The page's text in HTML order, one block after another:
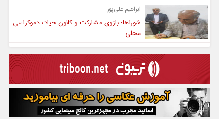
ابراهیم علی‌پور
شوراها؛ بازوی مشارکت و کانون حیات دموکراسی
محلی